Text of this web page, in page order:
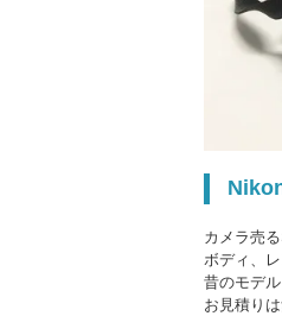
カメラ売
ボディ、
昔のモデル
お見積り